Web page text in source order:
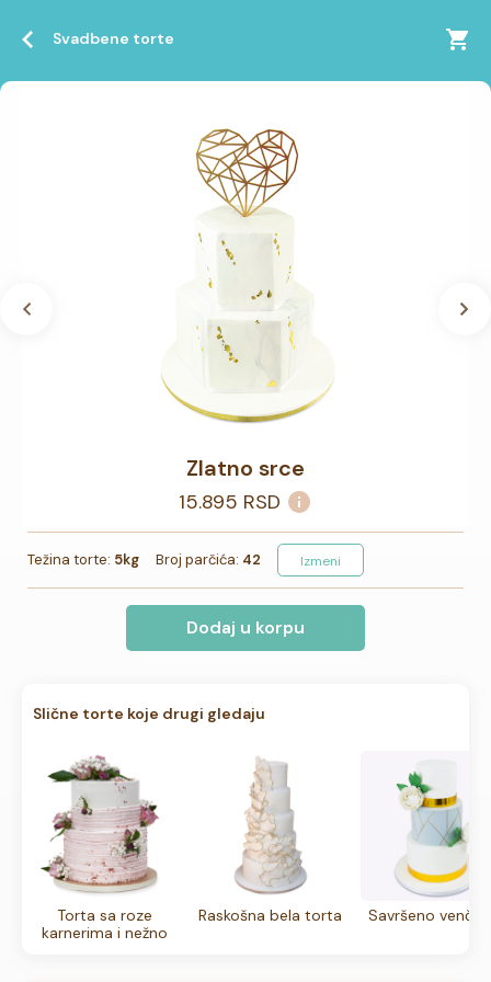
Svadbene torte
Zlatno srce
15.895 RSD
Težina torte: 5kg Broj parčića: 42 Izmeni
Dodaj u korpu
Slične torte koje drugi gledaju
Torta sa roze
karnerima i nežno
Raskošna bela torta Savršeno